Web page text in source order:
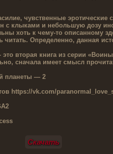
чувственные эротические
с клыками и небольшую дозу
хоть к чему-то описанному
Определенно, данная
вторая книга из серии
сначала имеет смысл
планеты — 2
https://vk.com/
Скачать